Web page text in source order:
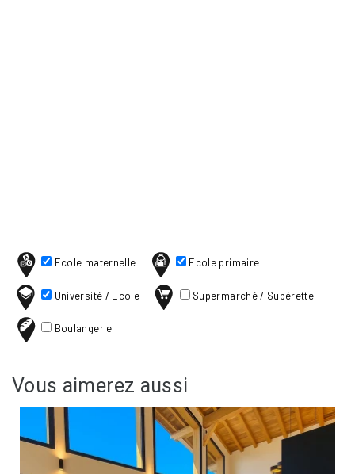
Ecole maternelle Ecole primaire
Université / Ecole Supermarché / Supérette
Boulangerie
Vous aimerez aussi